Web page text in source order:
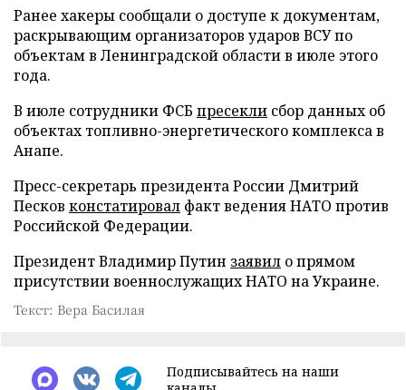
Ранее хакеры сообщали о доступе к документам,
раскрывающим организаторов ударов ВСУ по
объектам в Ленинградской области в июле этого
года.
В июле сотрудники ФСБ пресекли сбор данных об
объектах топливно-энергетического комплекса в
Анапе.
Пресс-секретарь президента России Дмитрий
Песков констатировал факт ведения НАТО против
Российской Федерации.
Президент Владимир Путин заявил о прямом
присутствии военнослужащих НАТО на Украине.
Текст: Вера Басилая
Подписывайтесь на наши